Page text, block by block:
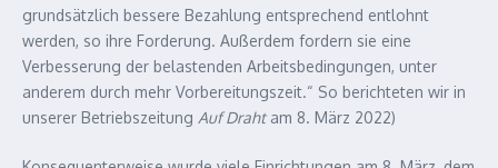
grundsätzlich bessere Bezahlung entsprechend entlohnt
werden, so ihre Forderung. Außerdem fordern sie eine
Verbesserung der belastenden Arbeitsbedingungen, unter
anderem durch mehr Vorbereitungszeit.“ So berichteten wir in
unserer Betriebszeitung Auf Drahtam 8. März 2022)